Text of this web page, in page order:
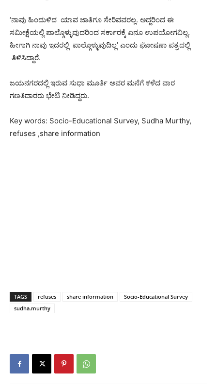
‘ನಾವು ಹಿಂದುಳಿದ ಯಾವ ಜಾತಿಗೂ ಸೇರಿವವರಲ್ಲ. ಅದ್ದರಿಂದ ಈ
ಸಮೀಕ್ಷೆಯಲ್ಲಿ ಪಾಲ್ಗೊಳ್ಳುವುದರಿಂದ ಸರ್ಕಾರಕ್ಕೆ ಏನೂ ಉಪಯೋಗವಿಲ್ಲ.
ಹೀಗಾಗಿ ನಾವು ಇದರಲ್ಲಿ ಪಾಲ್ಗೊಳ್ಳುವುದಿಲ್ಲ’ ಎಂದು ಘೋಷಣಾ ಪತ್ರದಲ್ಲಿ
ತಿಳಿಸಿದ್ದಾರೆ.
ಜಯನಗರದಲ್ಲಿ ಇರುವ ಸುಧಾ ಮೂರ್ತಿ ಅವರ ಮನೆಗೆ ಕಳೆದ ವಾರ
ಗಣತಿದಾರರು ಭೇಟಿ ನೀಡಿದ್ದರು.
Key words: Socio-Educational Survey, Sudha Murthy,
refuses ,share information
TAGS refuses share information
Socio-Educational Survey
sudha.murthy